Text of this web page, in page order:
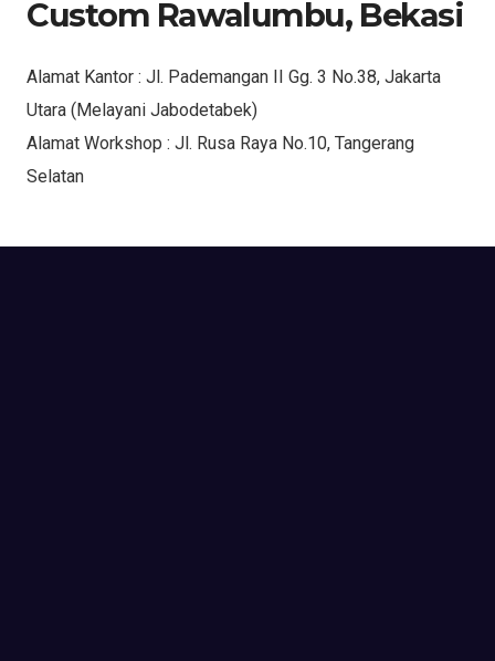
Custom Rawalumbu, Bekasi
Alamat Kantor : Jl. Pademangan II Gg. 3 No.38, Jakarta
Utara (Melayani Jabodetabek)
Alamat Workshop : Jl. Rusa Raya No.10, Tangerang
Selatan